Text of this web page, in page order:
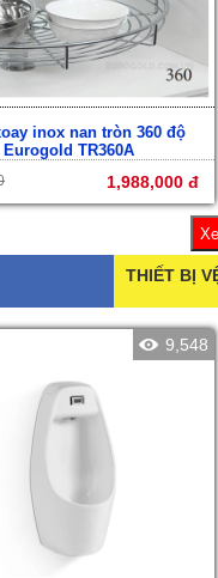
inox nan tròn 360 độ
Eurogold TR360A
1,988,000 đ
9,548